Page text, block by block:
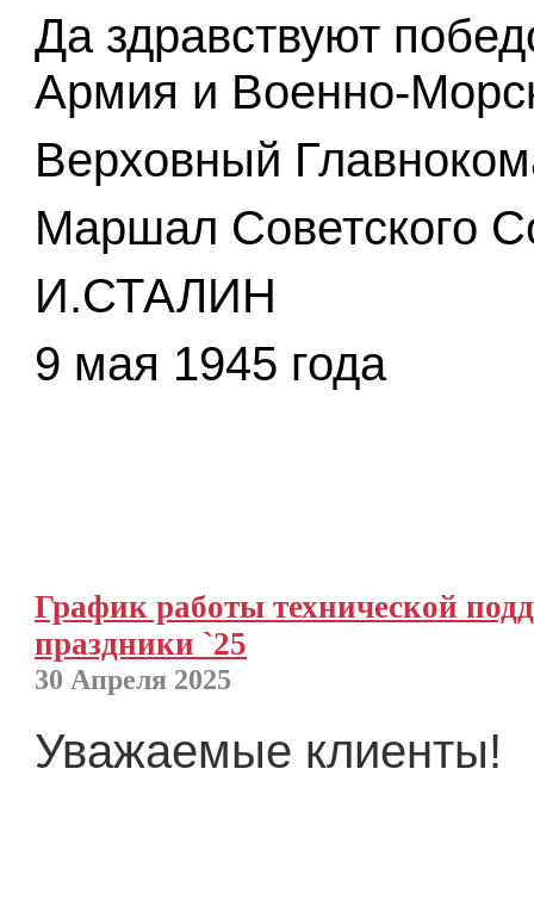
Да здравствуют
Армия и Военно-
Верховный
Маршал Советского
И.СТАЛИН
9 мая 1945 года
График работы технической
праздники `25
30 Апреля 2025
Уважаемые клиенты!